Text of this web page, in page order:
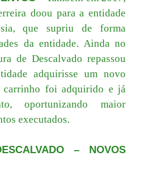
doou para a entidade
que supriu de forma
da entidade. Ainda no
de Descalvado repassou
adquirisse um novo
carrinho foi adquirido e já
oportunizando maior
executados.
– NOVOS